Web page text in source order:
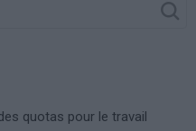
quotas pour le travail